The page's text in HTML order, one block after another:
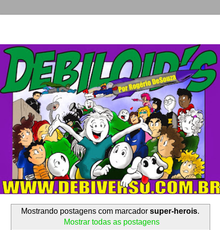
Mostrando postagens com marcador super-herois.
Mostrar todas as postagens